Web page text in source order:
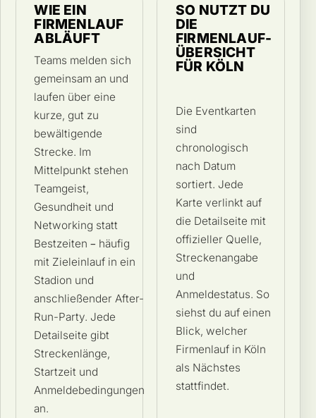
WIE EIN
FIRMENLAUF
ABLÄUFT
Teams melden sich
gemeinsam an und
laufen über eine
kurze, gut zu
bewältigende
Strecke. Im
Mittelpunkt stehen
Teamgeist,
Gesundheit und
Networking statt
Bestzeiten – häufig
mit Zieleinlauf in ein
Stadion und
anschließender After-
Run-Party. Jede
Detailseite gibt
Streckenlänge,
Startzeit und
Anmeldebedingungen
an.
SO NUTZT DU
DIE
FIRMENLAUF-
ÜBERSICHT
FÜR KÖLN
Die Eventkarten
sind
chronologisch
nach Datum
sortiert. Jede
Karte verlinkt auf
die Detailseite mit
offizieller Quelle,
Streckenangabe
und
Anmeldestatus. So
siehst du auf einen
Blick, welcher
Firmenlauf in Köln
als Nächstes
stattfindet.